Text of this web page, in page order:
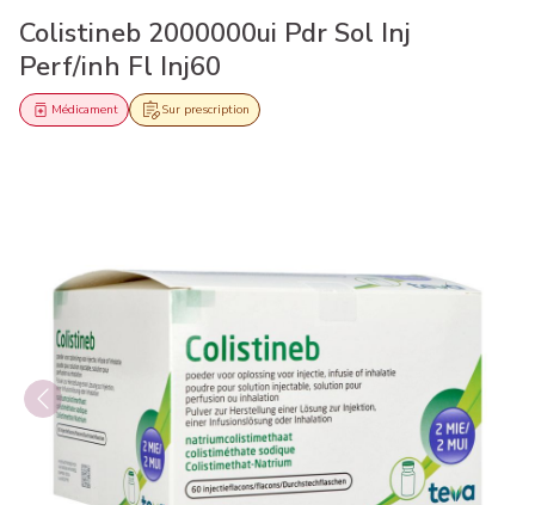
Colistineb 2000000ui Pdr Sol Inj
Perf/inh Fl Inj60
Sur prescription
Médicament